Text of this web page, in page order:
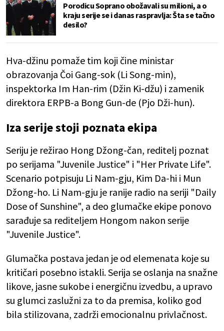
Porodicu Soprano obožavali su milioni, a o
kraju serije se i danas raspravlja: Šta se tačno
desilo?
Hva-džinu pomaže tim koji čine ministar
obrazovanja Čoi Gang-sok (Li Song-min),
inspektorka Im Han-rim (Džin Ki-džu) i zamenik
direktora ERPB-a Bong Gun-de (Pjo Dži-hun).
Iza serije stoji poznata ekipa
Seriju je režirao Hong Džong-čan, reditelj poznat
po serijama "Juvenile Justice" i "Her Private Life".
Scenario potpisuju Li Nam-gju, Kim Da-hi i Mun
Džong-ho. Li Nam-gju je ranije radio na seriji "Daily
Dose of Sunshine", a deo glumačke ekipe ponovo
sarađuje sa rediteljem Hongom nakon serije
"Juvenile Justice".
Glumačka postava jedan je od elemenata koje su
kritičari posebno istakli. Serija se oslanja na snažne
likove, jasne sukobe i energičnu izvedbu, a upravo
su glumci zaslužni za to da premisa, koliko god
bila stilizovana, zadrži emocionalnu privlačnost.